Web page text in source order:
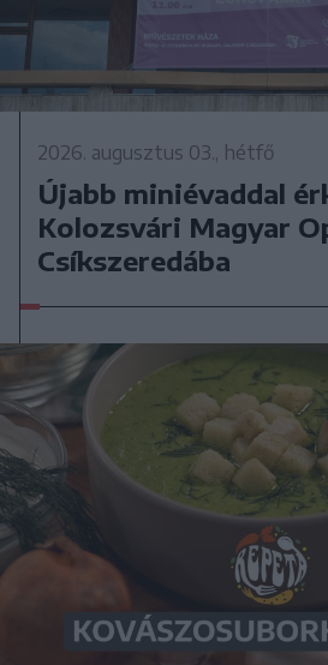
2026. augusztus 03., hétfő
Újabb miniévaddal
Kolozsvári Magyar
Csíkszeredába